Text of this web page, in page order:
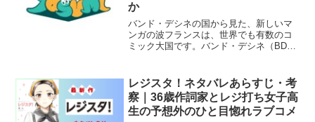
か
バンド・デシネの国から見た、新しいマ
ンガの波フランスは、世界でも有数のコ
ミック大国です。バンド・デシネ（BD）
備えた読者が多い国です。そこに加え
て、ここ数十年で日本のマ...
レジスタ！ネタバレあらすじ・考
察｜36歳作詞家とレジ打ち女子高
生の予想外のひと目惚れラブコメ